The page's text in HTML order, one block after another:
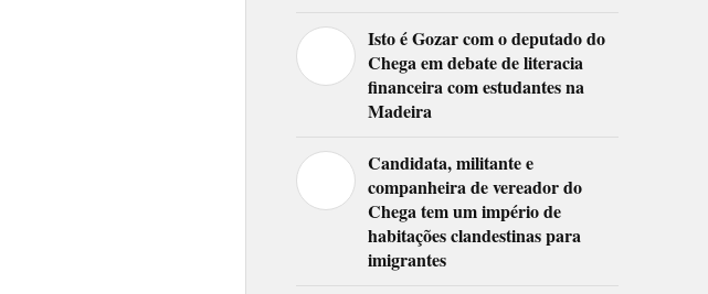
Isto é Gozar com o deputado do
Chega em debate de literacia
financeira com estudantes na
Madeira
Candidata, militante e
companheira de vereador do
Chega tem um império de
habitações clandestinas para
imigrantes